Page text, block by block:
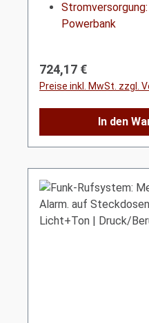
Powerbank
Regulärer Preis:
724,17 €
Preise inkl. MwSt. zzgl.
In den